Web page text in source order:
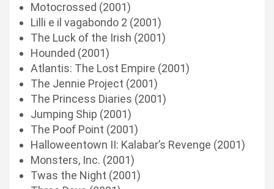
Motocrossed (2001)
Lilli e il vagabondo 2 (2001)
The Luck of the Irish (2001)
Hounded (2001)
Atlantis: The Lost Empire (2001)
The Jennie Project (2001)
The Princess Diaries (2001)
Jumping Ship (2001)
The Poof Point (2001)
Halloweentown II: Kalabar’s Revenge (2001)
Monsters, Inc. (2001)
Twas the Night (2001)